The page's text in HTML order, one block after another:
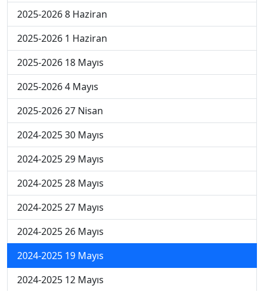
2025-2026 8 Haziran
2025-2026 1 Haziran
2025-2026 18 Mayıs
2025-2026 4 Mayıs
2025-2026 27 Nisan
2024-2025 30 Mayıs
2024-2025 29 Mayıs
2024-2025 28 Mayıs
2024-2025 27 Mayıs
2024-2025 26 Mayıs
2024-2025 19 Mayıs
2024-2025 12 Mayıs